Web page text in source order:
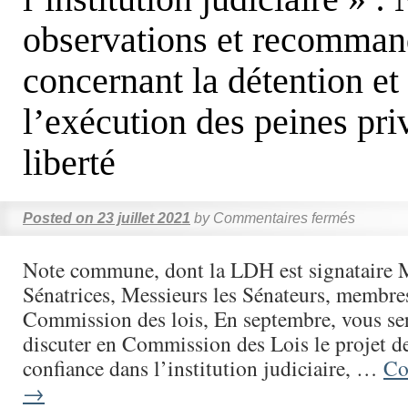
observations et
concernant la détention et
l’exécution des peines
liberté
Posted on 23 juillet 2021 by Commentaires fermés
Note commune, dont la LDH est signataire
Sénatrices, Messieurs les Sénateurs,
Commission des lois, En septembre, vous
discuter en Commission des Lois le projet
confiance dans l’institution judiciaire, …
→